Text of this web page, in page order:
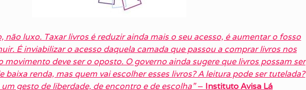
não luxo. Taxar livros é reduzir ainda mais o seu acesso, é aumentar o fosso
É inviabilizar o acesso daquela camada que passou a comprar livros nos
movimento deve ser o oposto. O governo ainda sugere que livros possam ser
baixa renda, mas quem vai escolher esses livros? A leitura pode ser tutelada?
gesto de liberdade, de encontro e de escolha”– Instituto Avisa Lá